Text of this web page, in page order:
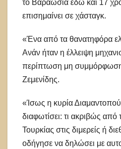
το Βαραώσια εδώ και 17
επισημαίνει σε χάσταγκ.
«Ένα από τα θανατηφόρα
Ανάν ήταν η έλλειψη
περίπτωση μη
Ζεμενίδης.
«Ίσως η κυρία
διαφωτίσει: τι ακριβώς
Τουρκίας στις διμερείς ή
οδήγησε να δηλώσει με